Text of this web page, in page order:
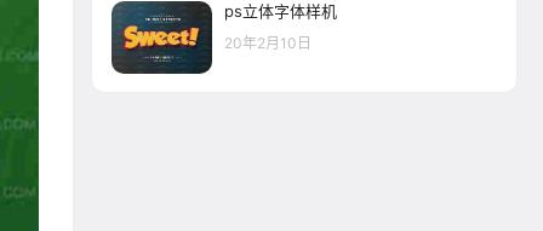
ps立体字体样机
20年2月10日